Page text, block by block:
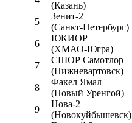
(Казань)
5
Зенит-2
(Санкт-Петербург)
6
ЮКИОР
(ХМАО-Югра)
7
СШОР Самотлор
(Нижневартовск)
8
Факел Ямал
(Новый Уренгой)
9
Нова-2
(Новокуйбышевск)